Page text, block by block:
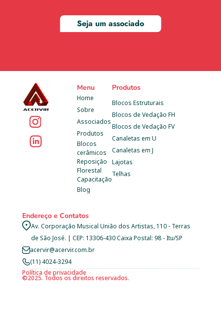
Menu
Home
Sobre
Blog
Associados
Produtos
Blocos
cerâmicos
Reposição
Florestal
Capacitação
Produtos
Blocos Estruturais
Blocos de Vedação FH
Blocos de Vedação FV
Canaletas em U
Canaletas em J
Lajotas
Telhas
Endereço e Contatos
Av. Corporação Musical União dos Artistas, 110 - Terras
de São José. | CEP: 13306-430 Caixa Postal: 98 - Itu/SP
acervir@acervir.com.br
(11) 4024-3294
©2025. Todos os direitos reservados.
Política de privacidade
Seja um associado